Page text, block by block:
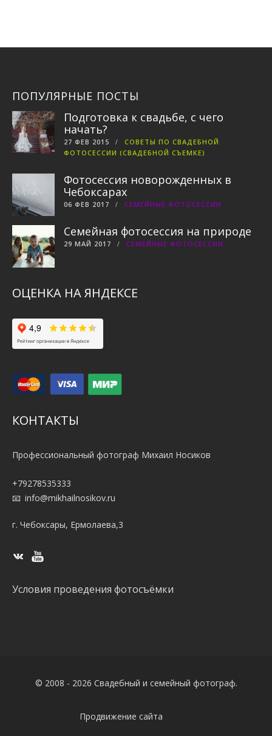
ПОПУЛЯРНЫЕ ПОСТЫ
Подготовка к свадьбе, с чего
начать?
27 ФЕВ 2015
СОВЕТЫ ПО СВАДЕБНОЙ
ФОТОСЕССИИ (СВАДЕБНОЙ СЪЕМКЕ)
Фотосессия новорожденных в
Чебоксарах
06 ФЕВ 2017 СЕМЕЙНЫЕ ФОТОСЕССИИ
Семейная фотосессия на природе
29 МАЙ 2017 СЕМЕЙНЫЕ ФОТОСЕССИИ
ОЦЕНКА НА ЯНДЕКСЕ
КОНТАКТЫ
Профессиональный фотограф Михаил Носиков
+79278535333
info@mikhailnosikov.ru
г. Чебоксары, Ермолаева,3
Условия проведения фотосъёмки
© 2008 - 2026 Свадебный и семейный фотограф.
Продвижение сайта